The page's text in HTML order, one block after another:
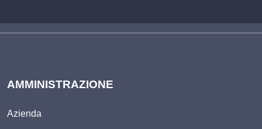
AMMINISTRAZIONE
Azienda